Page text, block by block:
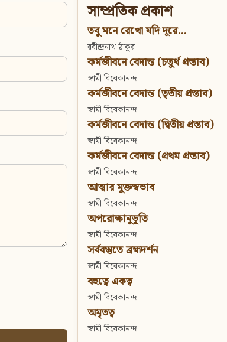
সাম্প্রতিক প্রকাশ
তবু মনে রেখো যদি দূরে...
রবীন্দ্রনাথ ঠাকুর
কর্মজীবনে বেদান্ত (চতুর্থ প্রস্তাব)
স্বামী বিবেকানন্দ
কর্মজীবনে বেদান্ত (তৃতীয় প্রস্তাব)
স্বামী বিবেকানন্দ
কর্মজীবনে বেদান্ত (দ্বিতীয় প্রস্তাব)
স্বামী বিবেকানন্দ
কর্মজীবনে বেদান্ত (প্রথম প্রস্তাব)
স্বামী বিবেকানন্দ
আত্মার মুক্তস্বভাব
স্বামী বিবেকানন্দ
অপরোক্ষানুভূতি
স্বামী বিবেকানন্দ
সর্ববস্তুতে ব্রহ্মদর্শন
স্বামী বিবেকানন্দ
বহুত্বে একত্ব
স্বামী বিবেকানন্দ
অমৃতত্ব
স্বামী বিবেকানন্দ